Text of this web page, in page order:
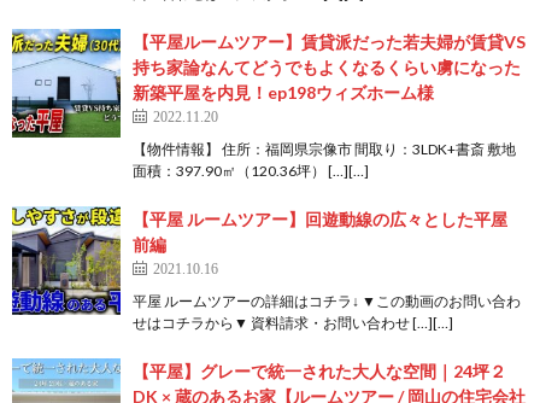
【平屋ルームツアー】賃貸派だった若夫婦が賃貸VS
持ち家論なんてどうでもよくなるくらい虜になった
新築平屋を内見！ep198ウィズホーム様
2022.11.20
【物件情報】 住所：福岡県宗像市 間取り：3LDK+書斎 敷地
面積：397.90㎡（120.36坪） […][…]
【平屋 ルームツアー】回遊動線の広々とした平屋
前編
2021.10.16
平屋 ルームツアーの詳細はコチラ↓ ▼この動画のお問い合わ
せはコチラから▼ 資料請求・お問い合わせ […][…]
【平屋】グレーで統一された大人な空間｜24坪２
DK × 蔵のあるお家【ルームツアー / 岡山の住宅会社